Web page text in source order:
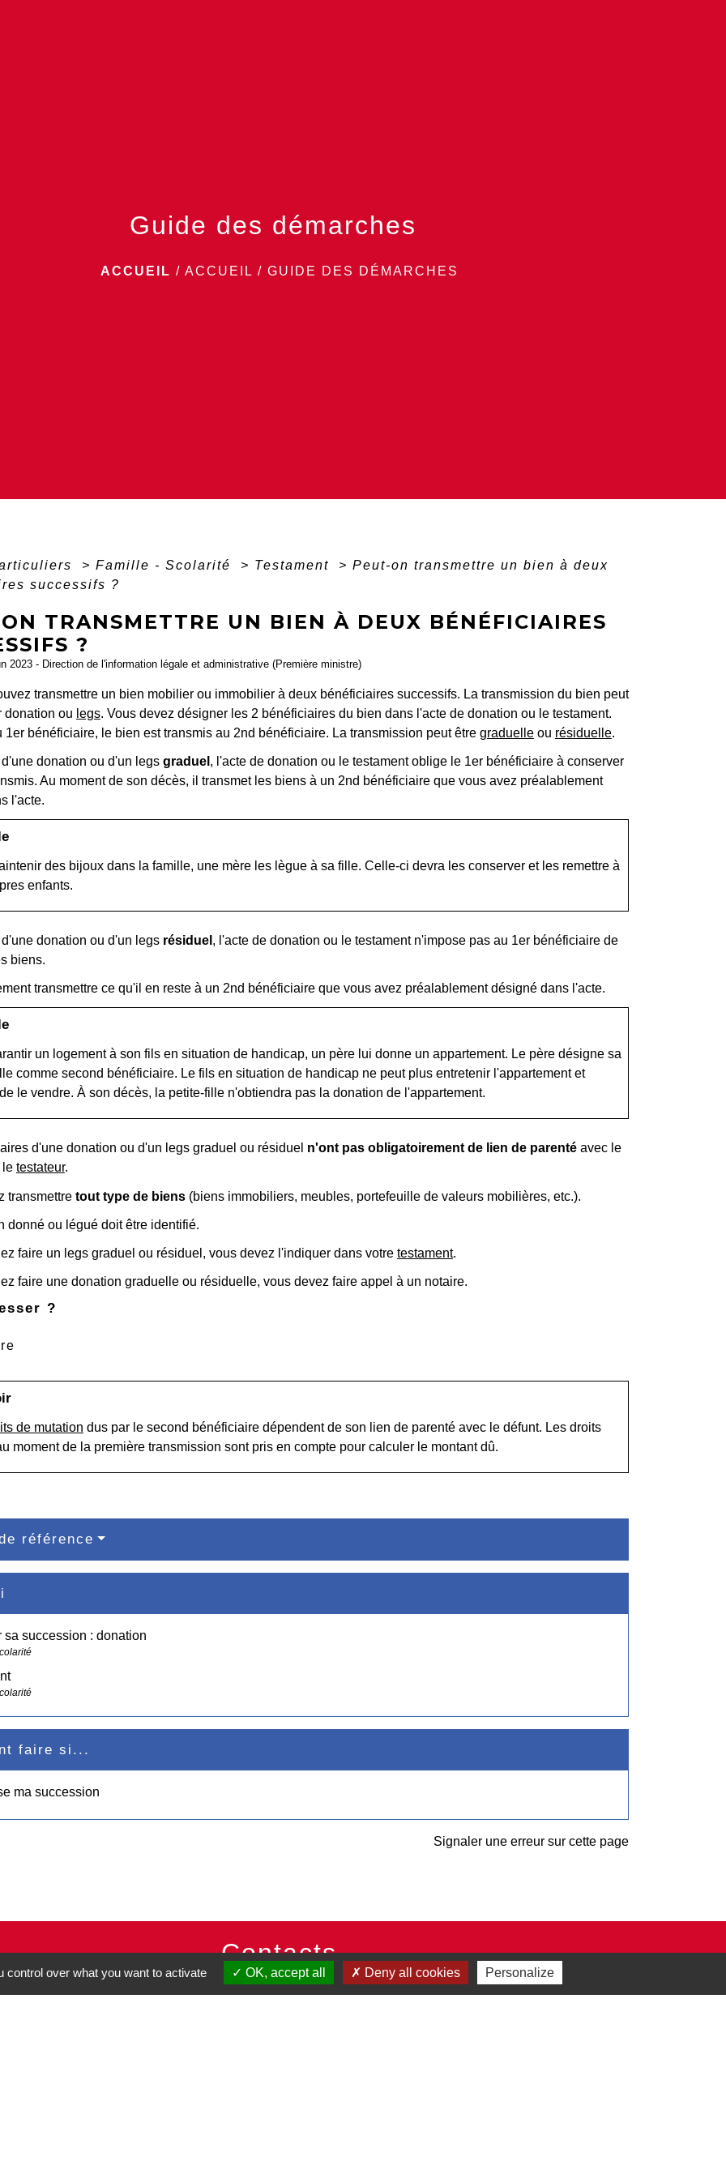
Guide des démarches
ACCUEIL / ACCUEIL / GUIDE DES DÉMARCHES
> Famille - Scolarité > Testament > Peut-on transmettre un bien à deux
successifs ?
TRANSMETTRE UN BIEN À DEUX BÉNÉFICIAIRES
?
2023 - Direction de l'information légale et administrative (Première ministre)
transmettre un bien mobilier ou immobilier à deux bénéficiaires successifs. La transmission du bien peut
donation ou legs. Vous devez désigner les 2 bénéficiaires du bien dans l'acte de donation ou le testament.
1erbénéficiaire, le bien est transmis au 2nd bénéficiaire. La transmission peut être graduelleou résiduelle.
donation ou d'un legs graduel , l'acte de donation ou le testament oblige le 1erbénéficiaire à conserver
Au moment de son décès, il transmet les biens à un 2nd bénéficiaire que vous avez préalablement
l'acte.
des bijoux dans la famille, une mère les lègue à sa fille. Celle-ci devra les conserver et les remettre à
enfants.
donation ou d'un legs résiduel , l'acte de donation ou le testament n'impose pas au 1erbénéficiaire de
biens.
transmettre ce qu'il en reste à un 2nd bénéficiaire que vous avez préalablement désigné dans l'acte.
un logement à son fils en situation de handicap, un père lui donne un appartement. Le père désigne sa
comme second bénéficiaire. Le fils en situation de handicap ne peut plus entretenir l'appartement et
le vendre. À son décès, la petite-fille n'obtiendra pas la donation de l'appartement.
d'une donation ou d'un legs graduel ou résiduel n'ont pas obligatoirement de lien de parentéavec le
le testateur.
transmettre tout type de biens(biens immobiliers, meubles, portefeuille de valeurs mobilières, etc.).
donné ou légué doit être identifié.
faire un legs graduel ou résiduel, vous devez l'indiquer dans votre testament.
faire une donation graduelle ou résiduelle, vous devez faire appel à un notaire.
?
de mutation dus par le second bénéficiaire dépendent de son lien de parenté avec le défunt. Les droits
moment de la première transmission sont pris en compte pour calculer le montant dû.
référence
sa succession : donation
faire si...
ma succession
Signaler une erreur sur cette page
Contacts
Commune de Pullay
over what you want to activate OK, accept all Deny all cookies Personalize